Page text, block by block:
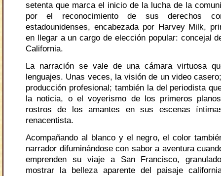
setenta que marca el inicio de la lucha de la
por el reconocimiento de sus derechos
estadounidenses, encabezada por Harvey Milk,
en llegar a un cargo de elección popular: concejal
California.
La narración se vale de una cámara virtuosa
lenguajes. Unas veces, la visión de un video
producción profesional; también la del periodista
la noticia, o el voyerismo de los primeros
rostros de los amantes en sus escenas
renacentista.
Acompañando al blanco y el negro, el color
narrador difuminándose con sabor a aventura
emprenden su viaje a San Francisco,
mostrar la belleza aparente del paisaje